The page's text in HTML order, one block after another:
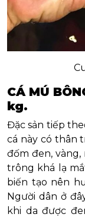
CÁ MÚ
kg.
Đặc sản tiếp
cá này có thân
đốm đen,
trông khá lạ
biến tạo nên
Người dân ở
khi da được